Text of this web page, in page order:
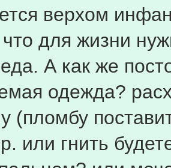
верхом
что для жизни
А как же
одежда?
(пломбу
или гнить